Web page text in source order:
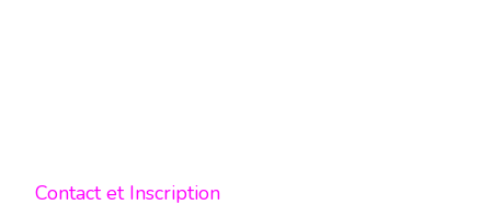
Contact et Inscription